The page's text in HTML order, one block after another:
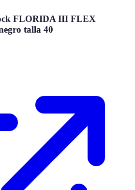
FLORIDA III FLEX
talla 40